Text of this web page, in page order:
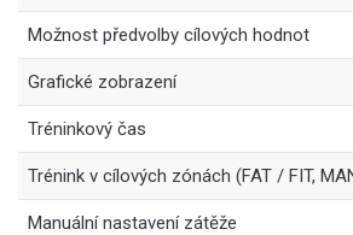
Možnost předvolby cílových hodnot
Grafické zobrazení
Tréninkový čas
Trénink v cílových zónách (FAT / FIT,
Manuální nastavení zátěže